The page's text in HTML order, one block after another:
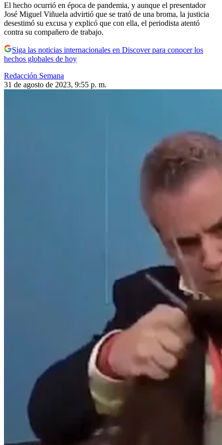
El hecho ocurrió en época de pandemia, y aunque el presentador
José Miguel Viñuela advirtió que se trató de una broma, la justicia
desestimó su excusa y explicó que con ella, el periodista atentó
contra su compañero de trabajo.
Siga las noticias internacionales en Discover para conocer los
hechos globales de hoy
Redacción Semana
31 de agosto de 2023, 9:55 p. m.